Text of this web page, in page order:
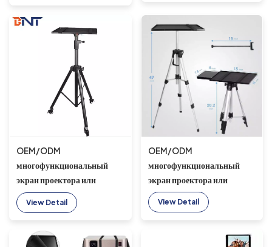
спасательный штатив с 3
колесами
OEM/ODM
многофункциональный
экран проектора или
подставка для ноутбука,
алюминиевый монопод для
спасательный штатив с
View Detail
OEM/ODM
многофункциональный
экран проектора или
штатив для ноутбука,
алюминиевый монопод для
штатив для спасения
View Detail